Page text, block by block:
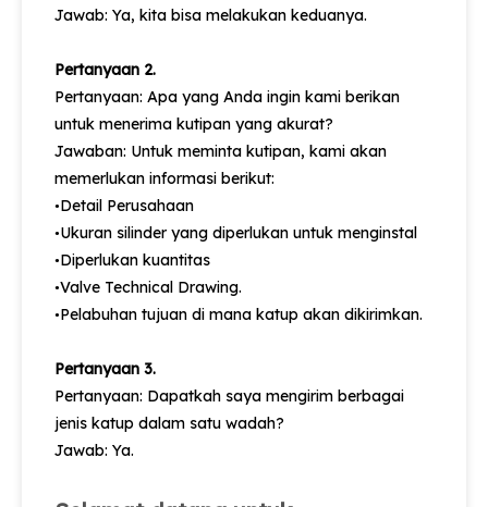
Jawab: Ya, kita bisa melakukan keduanya.
Pertanyaan 2.
Pertanyaan: Apa yang Anda ingin kami berikan
untuk menerima kutipan yang akurat?
Jawaban: Untuk meminta kutipan, kami akan
memerlukan informasi berikut:
•Detail Perusahaan
•Ukuran silinder yang diperlukan untuk menginstal
•Diperlukan kuantitas
•Valve Technical Drawing.
•Pelabuhan tujuan di mana katup akan dikirimkan.
Pertanyaan 3.
Pertanyaan: Dapatkah saya mengirim berbagai
jenis katup dalam satu wadah?
Jawab: Ya.